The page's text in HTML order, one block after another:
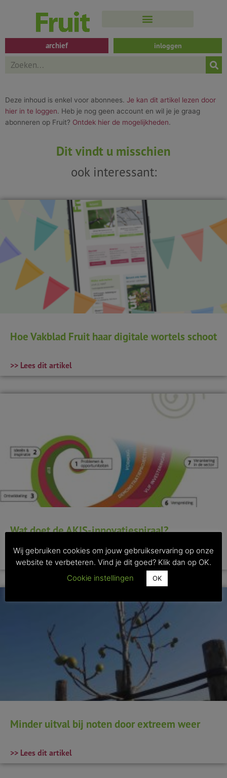
inhoud
archief inloggen
Search
Deze inhoud is enkel voor abonnees. Je kan dit artikel lezen door
hier in te loggen. Heb je nog geen account en wil je je graag
abonneren op Fruit? Ontdek hier de mogelijkheden.
Dit vindt u misschien
ook interessant:
Hoe Vakblad Fruit haar digitale wortels schoot
>> Lees dit artikel
Wat doet de AKIS-innovatiespiraal?
>> Lees dit artikel
Minder uitval bij noten door extreem weer
>> Lees dit artikel
Wij gebruiken cookies om jouw gebruikservaring op onze
website te verbeteren. Vind je dit goed? Klik dan op OK.
Cookie instellingen
OK